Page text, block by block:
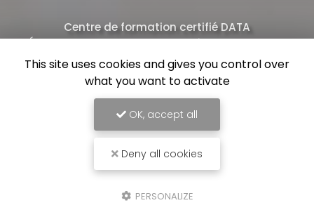
Centre de formation certifié DATA
Équipe de professionnels formés au nettoyage
This site uses cookies and gives you control over
what you want to activate
OK, accept all
Deny all cookies
PERSONALIZE